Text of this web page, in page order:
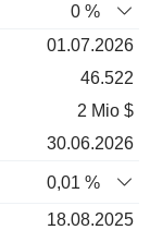
Bewertung
0 %
01.07.2026
46.522
2 Mio $
30.06.2026
0,01 %
18.08.2025